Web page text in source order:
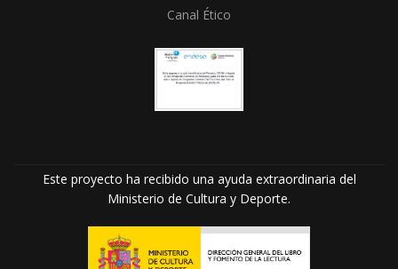
Canal Ético
Este proyecto ha recibido una ayuda extraordinaria del
Ministerio de Cultura y Deporte.